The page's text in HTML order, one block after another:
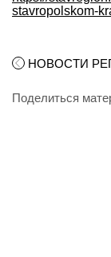
stavropolskom-
НОВОСТИ
Поделиться